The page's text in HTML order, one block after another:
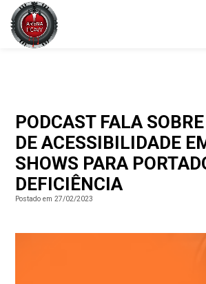
PODCAST FALA
DE ACESSIBILIDADE
SHOWS PARA
DEFICIÊNCIA
Postado em 27/02/2023